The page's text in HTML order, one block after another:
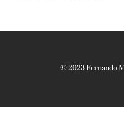
© 2023 Fernando